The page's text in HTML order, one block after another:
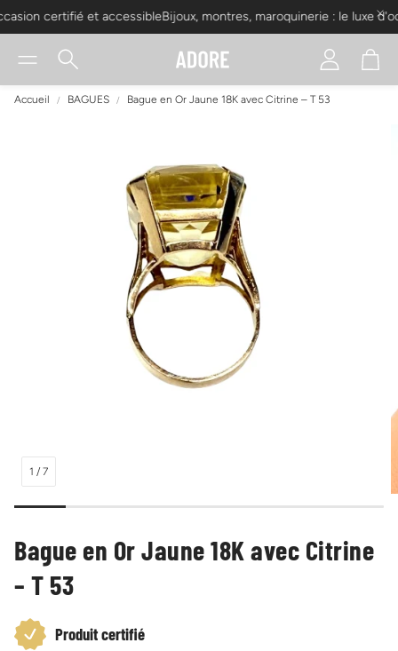
certifié et accessibleBijoux, montres, maroquinerie : le luxe
Rechercher
Compte
Accueil BAGUES Bague en Or Jaune 18K avec Citrine – T 53
1 /7
Bague en Or Jaune 18K avec Citrine
– T 53
Produit certifié